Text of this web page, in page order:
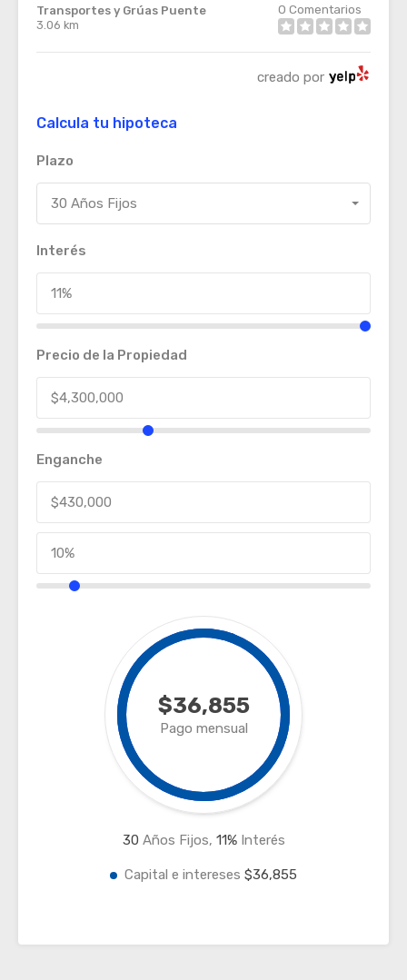
Transportes y Grúas Puente
3.06 km
0 Comentarios
creado por
Calcula tu hipoteca
Plazo
30 Años Fijos
Interés
Precio de la Propiedad
Enganche
$36,855
Pago mensual
30 Años Fijos, 11%Interés
Capital e intereses $36,855